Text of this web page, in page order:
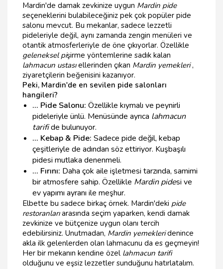
Mardin'de damak zevkinize uygun Mardin pide
seçeneklerini bulabileceğiniz pek çok popüler pide
salonu mevcut. Bu mekanlar, sadece lezzetli
pideleriyle değil, aynı zamanda zengin menüleri ve
otantik atmosferleriyle de öne çıkıyorlar. Özellikle
geleneksel pişirme yöntemlerine sadık kalan
lahmacun ustasıellerinden çıkan Mardin yemekleri,
ziyaretçilerin beğenisini kazanıyor.
Peki, Mardin'de en sevilen pide salonları
hangileri?
... Pide Salonu: Özellikle kıymalı ve peynirli
pideleriyle ünlü. Menüsünde ayrıca lahmacun
tarifide bulunuyor.
... Kebap & Pide: Sadece pide değil, kebap
çeşitleriyle de adından söz ettiriyor. Kuşbaşılı
pidesi mutlaka denenmeli.
... Fırını: Daha çok aile işletmesi tarzında, samimi
bir atmosfere sahip. Özellikle Mardin pidesi ve
ev yapımı ayranı ile meşhur.
Elbette bu sadece birkaç örnek. Mardin'deki pide
restoranlarıarasında seçim yaparken, kendi damak
zevkinize ve bütçenize uygun olanı tercih
edebilirsiniz. Unutmadan, Mardin yemekleridenince
akla ilk gelenlerden olan lahmacunu da es geçmeyin!
Her bir mekanın kendine özel lahmacun tarifi
olduğunu ve eşsiz lezzetler sunduğunu hatırlatalım.